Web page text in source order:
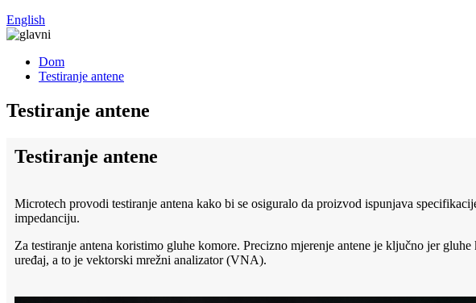
English
Dom
Testiranje antene
Testiranje antene
Testiranje antene
Microtech provodi testiranje antena kako bi se osiguralo da proizvod ispunjava
impedanciju.
Za testiranje antena koristimo gluhe komore. Precizno mjerenje antene je ključno jer
uređaj, a to je vektorski mrežni analizator (VNA).